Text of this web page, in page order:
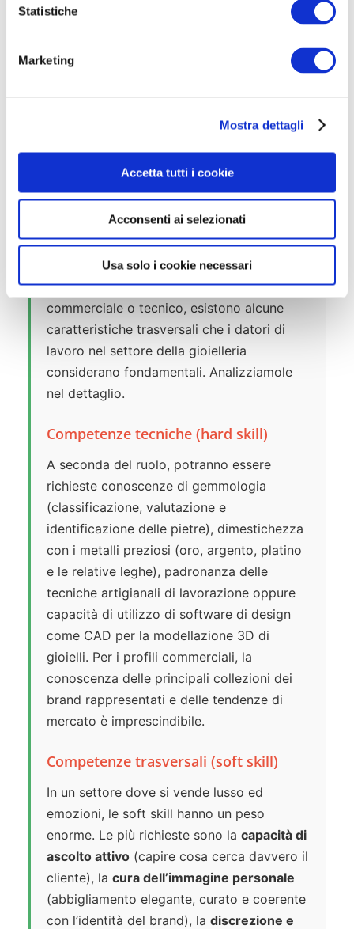
Statistiche
Marketing
Mostra dettagli
Accetta tutti i cookie
Acconsenti ai selezionati
Usa solo i cookie necessari
permettono percorsi di crescita interni:
diventare store manager nel giro di qualche
✅ Requisiti e competenze per
lavorare in Gioielleria
Che tu stia puntando a un ruolo
commerciale o tecnico, esistono alcune
caratteristiche trasversali che i datori di
lavoro nel settore della gioielleria
considerano fondamentali. Analizziamole
nel dettaglio.
Competenze tecniche (hard skill)
A seconda del ruolo, potranno essere
richieste conoscenze di gemmologia
(classificazione, valutazione e
identificazione delle pietre), dimestichezza
con i metalli preziosi (oro, argento, platino
e le relative leghe), padronanza delle
tecniche artigianali di lavorazione oppure
capacità di utilizzo di software di design
come CAD per la modellazione 3D di
gioielli. Per i profili commerciali, la
conoscenza delle principali collezioni dei
brand rappresentati e delle tendenze di
mercato è imprescindibile.
Competenze trasversali (soft skill)
In un settore dove si vende lusso ed
emozioni, le soft skill hanno un peso
enorme. Le più richieste sono la capacità di
ascolto attivo (capire cosa cerca davvero il
cliente), la cura dell’immagine personale
(abbigliamento elegante, curato e coerente
con l’identità del brand), la discrezione e